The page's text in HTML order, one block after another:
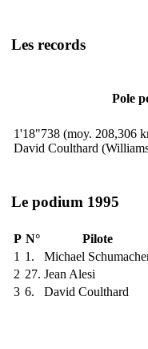
Les records
Pole
1'18"738 (moy. 208,306
David Coulthard
Le podium 1995
P N° Pilote
1 1. Michael
2 27. Jean Alesi
3 6. David Coulthard